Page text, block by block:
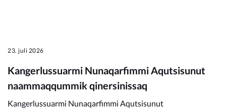
23. juli 2026
Kangerlussuarmi Nunaqarfimmi Aqutsisunut
naammaqqummik qinersinissaq
Kangerlussuarmi Nunaqarfimmi Aqutsisunut